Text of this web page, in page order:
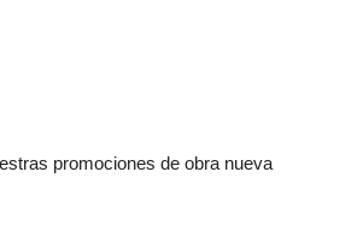
promociones de obra nueva